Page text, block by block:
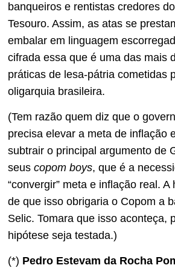
banqueiros e rentistas credores
Tesouro. Assim, as atas se
embalar em linguagem
cifrada essa que é uma das mais
práticas de lesa-pátria cometidas
oligarquia brasileira.
(Tem razão quem diz que o
precisa elevar a meta de inflação
subtrair o principal argumento de
seus copom boys, que é a
“convergir” meta e inflação real. A
de que isso obrigaria o Copom a
Selic. Tomara que isso aconteça,
hipótese seja testada.)
(*) Pedro Estevam da Rocha